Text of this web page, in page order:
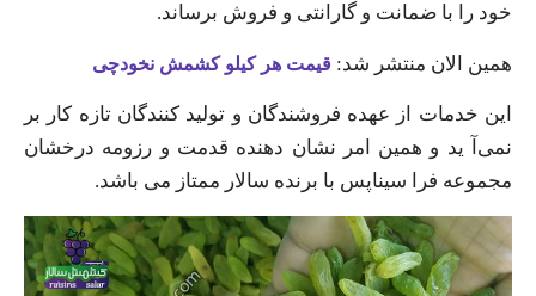
خود را با ضمانت و گارانتی و فروش برساند.
همین الان منتشر شد: قیمت هر کیلو کشمش نخودچی
این خدمات از عهده فروشندگان و تولید کنندگان تازه کار بر
نمی‌آ ید و همین امر نشان دهنده قدمت و رزومه درخشان
مجموعه فرا سیناپس با برنده سالار ممتاز می‌ باشد.